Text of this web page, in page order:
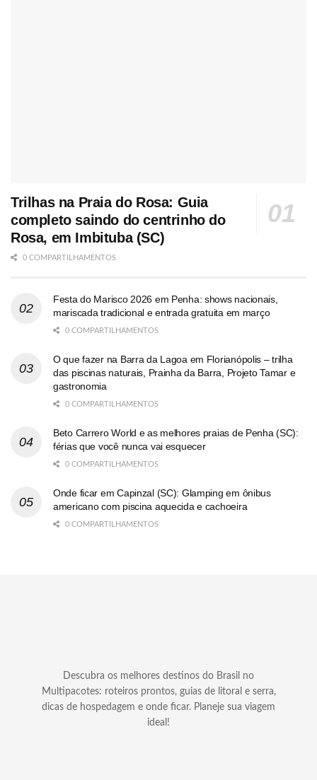
Trilhas na Praia do Rosa: Guia
completo saindo do centrinho do
Rosa, em Imbituba (SC)
0 COMPARTILHAMENTOS
Festa do Marisco 2026 em Penha: shows nacionais,
mariscada tradicional e entrada gratuita em março
0 COMPARTILHAMENTOS
O que fazer na Barra da Lagoa em Florianópolis – trilha
das piscinas naturais, Prainha da Barra, Projeto Tamar e
gastronomia
0 COMPARTILHAMENTOS
Beto Carrero World e as melhores praias de Penha (SC):
férias que você nunca vai esquecer
0 COMPARTILHAMENTOS
Onde ficar em Capinzal (SC): Glamping em ônibus
americano com piscina aquecida e cachoeira
0 COMPARTILHAMENTOS
Descubra os melhores destinos do Brasil no
Multipacotes: roteiros prontos, guias de litoral e serra,
dicas de hospedagem e onde ficar. Planeje sua viagem
ideal!